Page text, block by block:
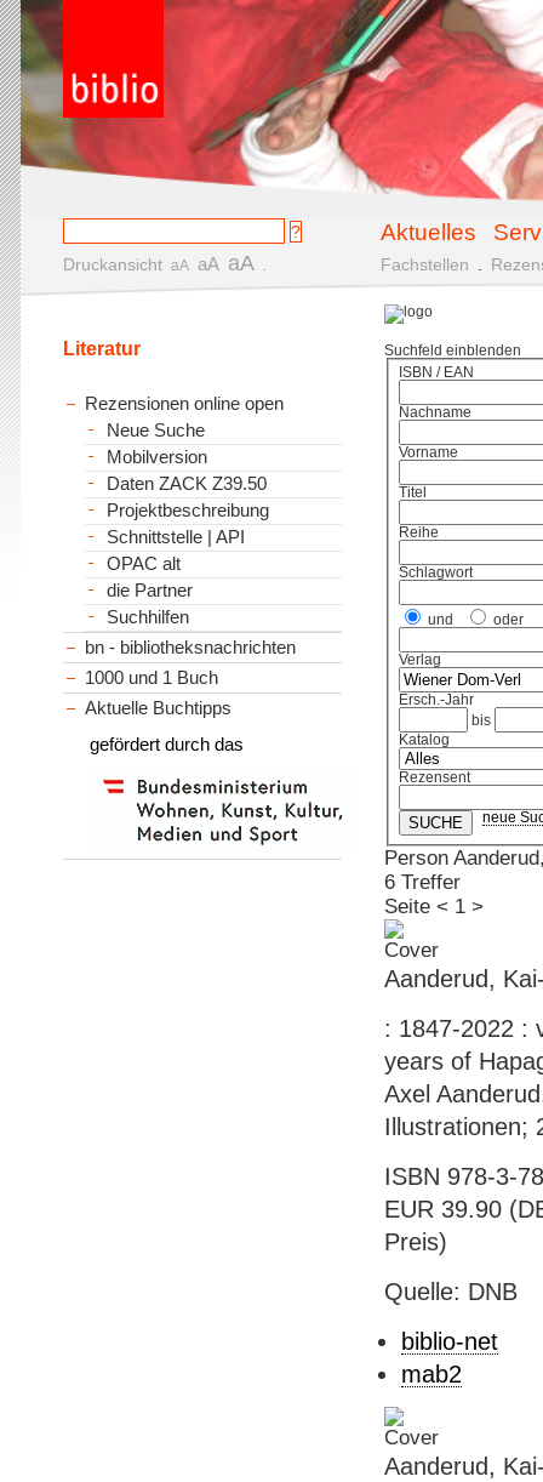
Aktuelles
Druckansicht aA aA aA Fachstellen
Suchfeld einblenden
ISBN / EAN
Nachname
Vorname
Titel
Reihe
Schlagwort
und oder
Verlag
Ersch.-Jahr
bis
Katalog
Rezensent
neue
Person
6 Treffer
Seite < 1 >
Aanderud,
: 1847-2022 :
years of
Axel
Illustrationen;
ISBN 978-3-
EUR 39.90
Preis)
Quelle: DNB
biblio-net
mab2
Aanderud,
Literatur
Rezensionen online open
Neue Suche
Mobilversion
Daten ZACK Z39.50
Projektbeschreibung
Schnittstelle | API
OPAC alt
die Partner
Suchhilfen
bn - bibliotheksnachrichten
1000 und 1 Buch
Aktuelle Buchtipps
gefördert durch das